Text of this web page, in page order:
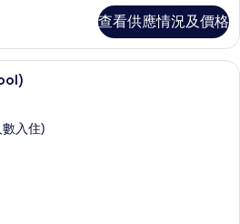
查看供應情況及價格
普通套房, 海景 (Shared Pool) | 防敏
入住)